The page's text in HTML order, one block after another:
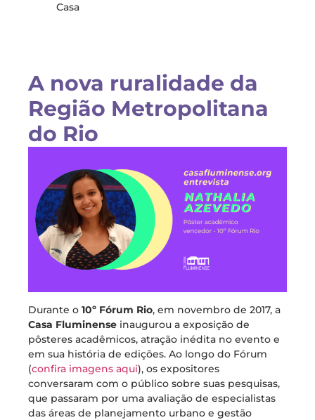
Casa
A nova ruralidade da
Região Metropolitana
do Rio
Durante o 10º Fórum Rio, em novembro de 2017, a
Casa Fluminense inaugurou a exposição de
pôsteres acadêmicos, atração inédita no evento e
em sua história de edições. Ao longo do Fórum
(confira imagens aqui), os expositores
conversaram com o público sobre suas pesquisas,
que passaram por uma avaliação de especialistas
das áreas de planejamento urbano e gestão